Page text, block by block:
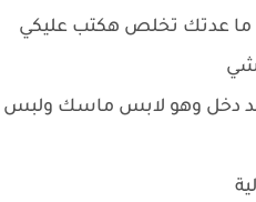
ما عدتك تخلص هكتب عليكي
وهو لابس ماسك ولبس